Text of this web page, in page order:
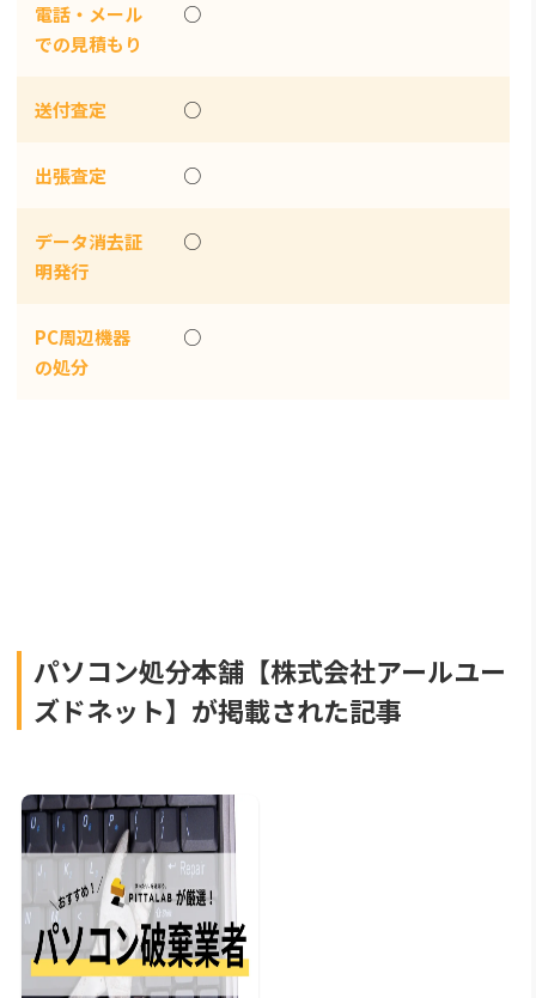
電話・メール
での見積もり
○
送付査定 ○
出張査定 ○
データ消去証
明発行
○
PC周辺機器
の処分
○
パソコン処分本舗【株式会社アールユー
ズドネット】が掲載された記事